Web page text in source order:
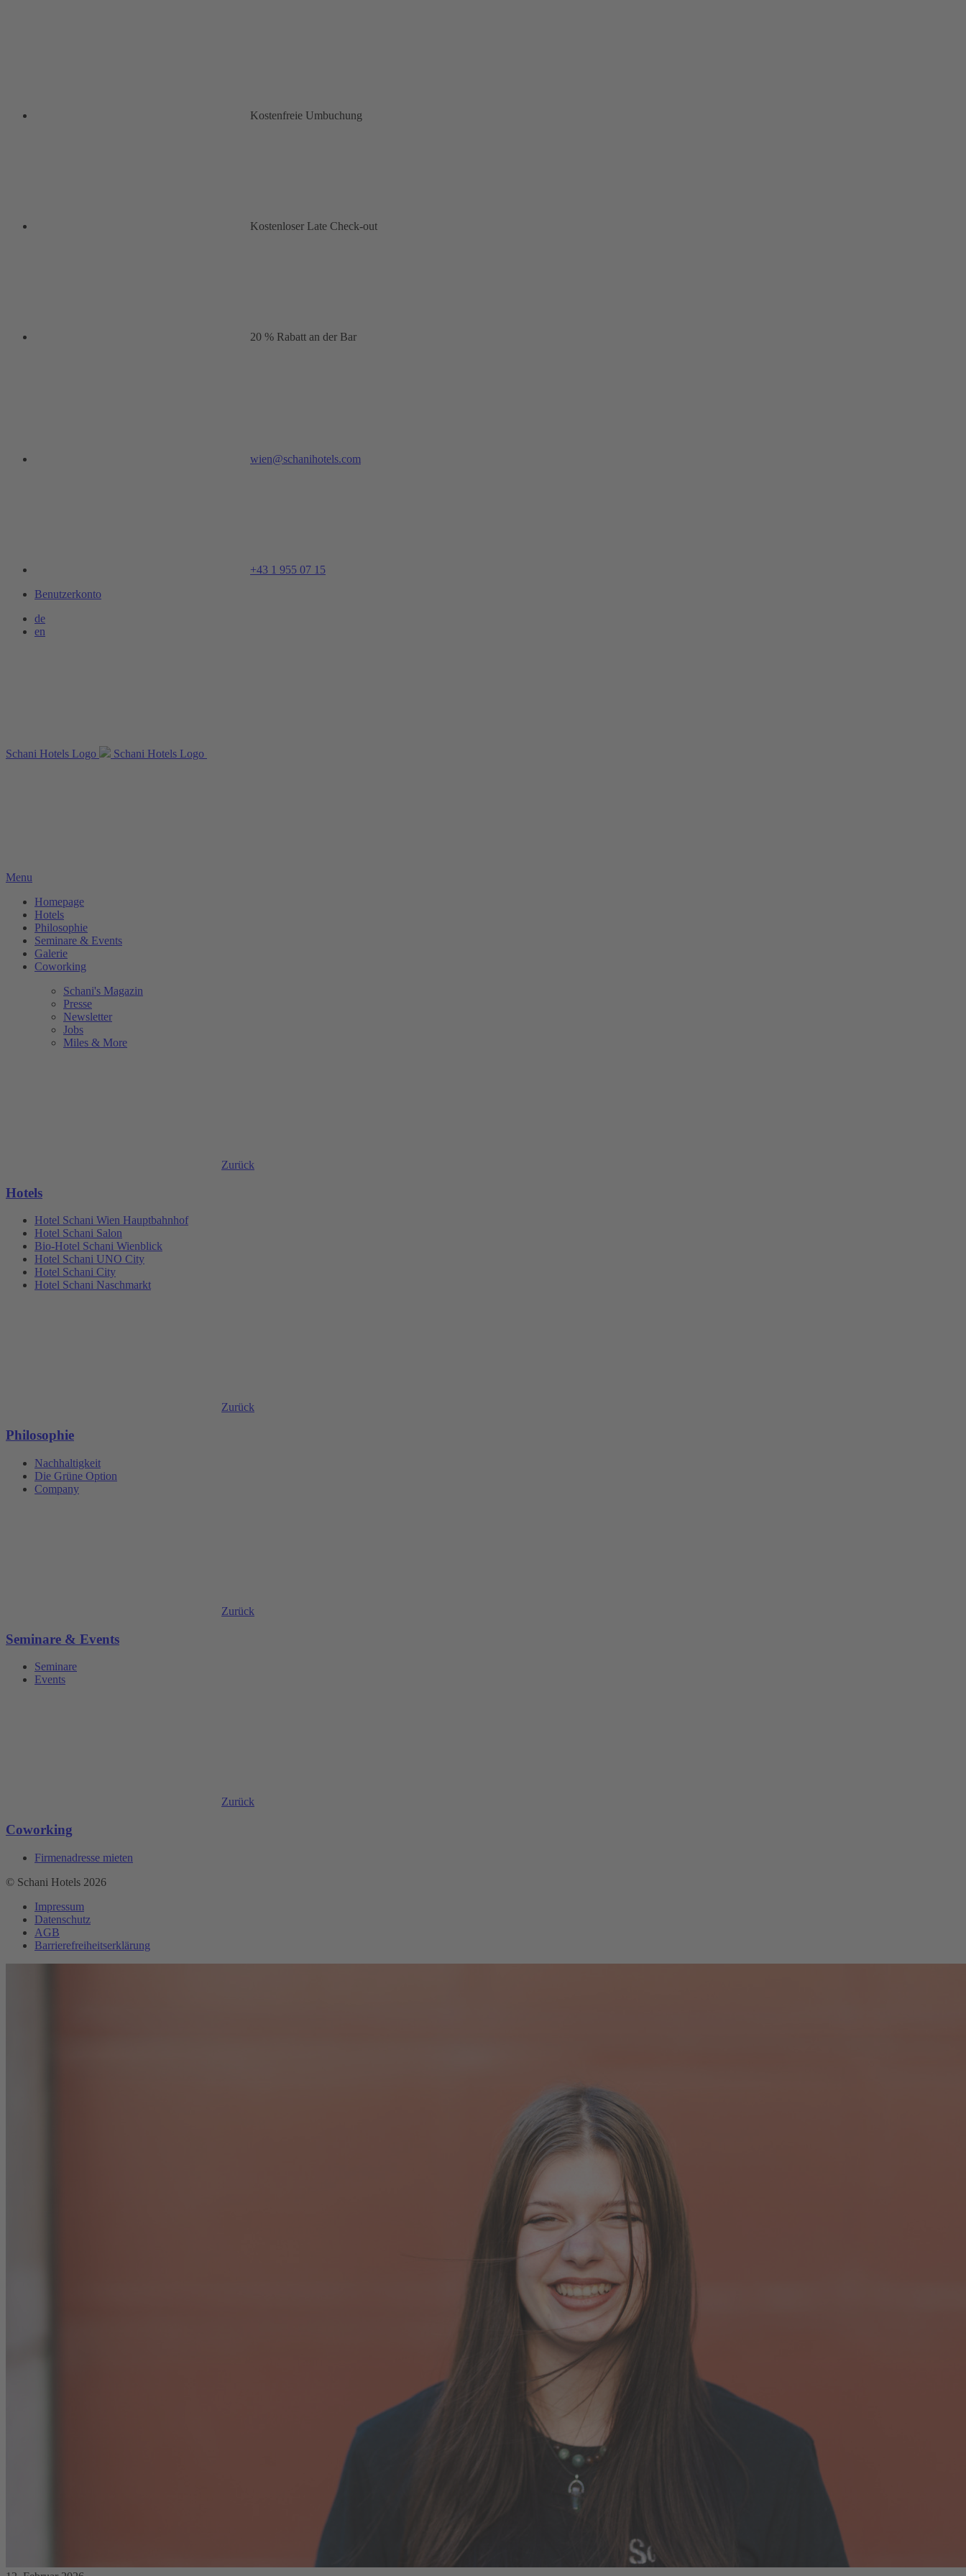
Kostenfreie Umbuchung
Kostenloser Late Check-out
20 % Rabatt an der Bar
wien@schanihotels.com
+43 1 955 07 15
Benutzerkonto
de
en
Schani Hotels Logo Schani Hotels Logo
Menu
Homepage
Hotels
Philosophie
Seminare & Events
Galerie
Coworking
Schani's Magazin
Presse
Newsletter
Jobs
Miles & More
Zurück
Hotels
Hotel Schani Wien Hauptbahnhof
Hotel Schani Salon
Bio-Hotel Schani Wienblick
Hotel Schani UNO City
Hotel Schani City
Hotel Schani Naschmarkt
Zurück
Philosophie
Nachhaltigkeit
Die Grüne Option
Company
Zurück
Seminare & Events
Seminare
Events
Zurück
Coworking
Firmenadresse mieten
© Schani Hotels 2026
Impressum
Datenschutz
AGB
Barrierefreiheitserklärung